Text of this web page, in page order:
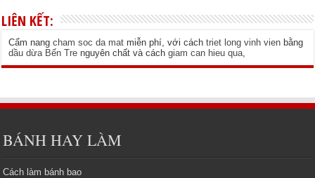
LIÊN KẾT:
Cẩm nangcham soc da mat miễn phí, với cáchtriet long vinh vien bằng
dầu dừa Bến Tre nguyên chất và cáchgiam can hieu qua,
BÁNH HAY LÀM
Cách làm bánh bao